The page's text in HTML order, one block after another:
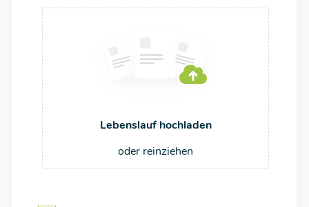
Lebenslauf hochladen
oder reinziehen